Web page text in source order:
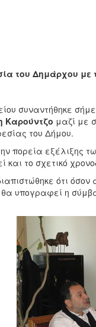
του Δημάρχου με
συναντήθηκε
Καρούντζο μαζί με
του Δήμου.
πορεία εξέλιξης
και το σχετικό
ότι
θα υπογραφεί η